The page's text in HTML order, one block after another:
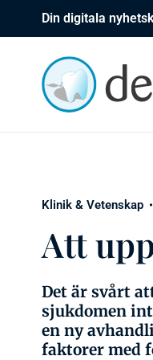
Din digitala
Klinik & Vetenskap
Att
Det är svårt
sjukdomen
en ny
faktorer med